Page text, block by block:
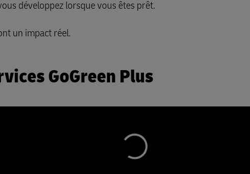
développez lorsque vous êtes prêt.
un impact réel.
GoGreen Plus